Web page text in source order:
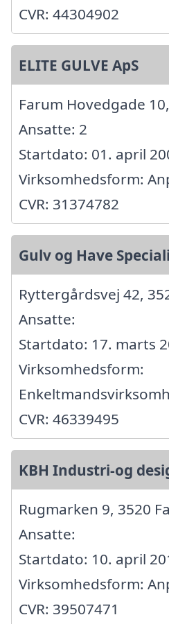
CVR: 44304902
ELITE GULVE ApS
Farum Hovedgade
Ansatte: 2
Startdato: 01. april
Virksomhedsform:
CVR: 31374782
Gulv og Have
Ryttergårdsvej 42,
Ansatte:
Startdato: 17. marts
Virksomhedsform:
CVR: 46339495
KBH Industri-og
Rugmarken 9, 3520
Ansatte:
Startdato: 10. april
Virksomhedsform:
CVR: 39507471